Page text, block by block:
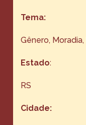
Tema:
Gênero, Moradia,
Estado:
RS
Cidade: